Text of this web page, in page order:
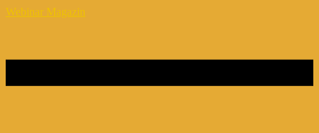
Webinar Magazin